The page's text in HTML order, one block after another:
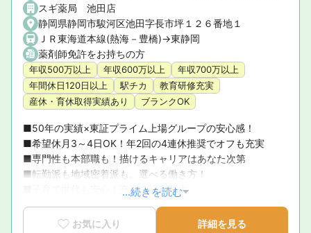
スギ薬局 池田店
静岡県静岡市駿河区池田字長市坪１２６番地１
ＪＲ東海道本線(熱海－豊橋)->東静岡
薬剤師免許をお持ちの方
年収500万以上 年収600万以上
年収700万以上
年間休日120日以上
駅チカ
教育研修充実
産休・育休取得実績あり
ブランクOK
■50年の実績×東証プライム上場グループの安心感！
■希望休月3～4日OK！年2回の4連休推奨でオフも充実
■専門性も本部職も！描けるキャリアはあなた次第
■転勤派も地域密着派も。選べる働き方！
■子育て世代も安心！充実の福利厚生
...続きを読む
お気に入り 詳細を見る